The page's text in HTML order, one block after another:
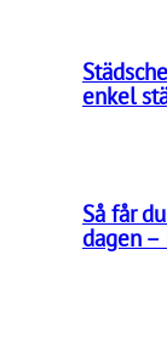
enkel
Så får
dagen